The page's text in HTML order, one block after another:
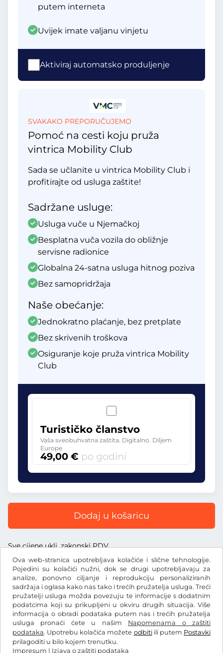
Ova web-stranica upotrebljava kolačiće i slične tehnologije.
Pojedini su kolačići nužni, dok se drugi upotrebljavaju za
analize, ponovno ciljanje i reprodukciju personaliziranih
sadržaja i oglasa kako nas tako i trećih pružatelja usluga. Treći
pružatelji usluga možda povezuju te informacije s dodatnim
podatcima koji su prikupljeni u okviru drugih situacija. Više
informacija o obradi podataka putem nas i trećih pružatelja
usluga pronaći ćete u našim Napomenama o zaštiti
podataka. Upotrebu kolačića možete odbitiili putem Postavki
prilagoditi u bilo kojem trenutku.
Impresum | Izjava o zaštiti podataka
putem interneta
Uvijek imate valjanu vinjetu
Aktiviraj automatsko produljenje
SVAKAKO PREPORUČUJEMO
Pomoć na cesti koju pruža
vintrica Mobility Club
Sada se učlanite u vintrica Mobility Club i
profitirajte od usluga zaštite!
Sadržane usluge:
Usluga vuče u Njemačkoj
Besplatna vuča vozila do obližnje
servisne radionice
Globalna 24-satna usluga hitnog poziva
Bez samopridržaja
Naše obećanje:
Jednokratno plaćanje, bez pretplate
Bez skrivenih troškova
Osiguranje koje pruža vintrica Mobility
Club
Turističko članstvo
Vaša sveobuhvatna zaštita. Digitalno. Diljem
Europe
49,00 € po godini
Dodaj u košaricu
Sve cijene uklj. zakonski PDV
€EUR
Facebook Instagram
OUP / Pravo na povlačenje Izjava o zaštiti podataka